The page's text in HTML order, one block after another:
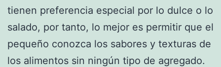
tienen preferencia especial por lo dulce o lo
salado, por tanto, lo mejor es permitir que el
pequeño conozca los sabores y texturas de
los alimentos sin ningún tipo de agregado.